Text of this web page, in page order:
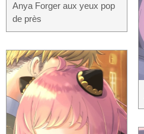
Anya Forger aux yeux pop
de près